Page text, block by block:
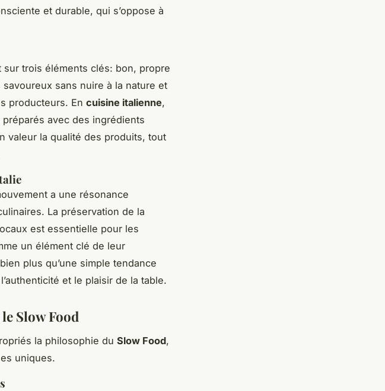
et durable, qui s’oppose à
sur trois éléments clés: bon, propre
sans nuire à la nature et
producteurs. En cuisine italienne,
avec des ingrédients
valeur la qualité des produits, tout
a une résonance
La préservation de la
est essentielle pour les
un élément clé de leur
plus qu’une simple tendance
et le plaisir de la table.
Slow Food
la philosophie du Slow Food,
uniques.